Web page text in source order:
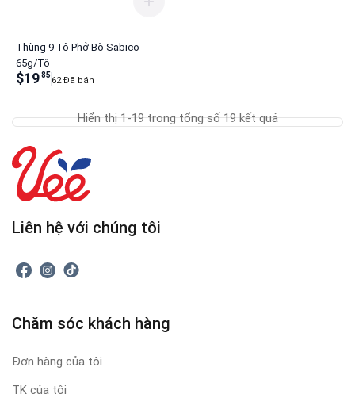
Thùng 9 Tô Phở Bò Sabico
65g/Tô
$1985
62 Đã bán
Hiển thị 1-19 trong tổng số 19 kết quả
Liên hệ với chúng tôi
Chăm sóc khách hàng
Đơn hàng của tôi
TK của tôi